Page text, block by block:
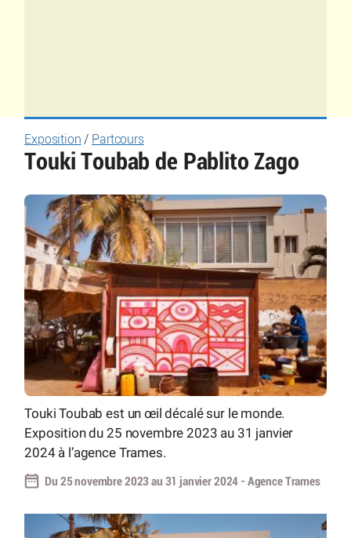
Exposition / Partcours
Touki Toubab de Pablito Zago
Touki Toubab est un œil décalé sur le monde.
Exposition du 25 novembre 2023 au 31 janvier
2024 à l’agence Trames.
Du 25 novembre 2023 au 31 janvier 2024 - Agence Trames